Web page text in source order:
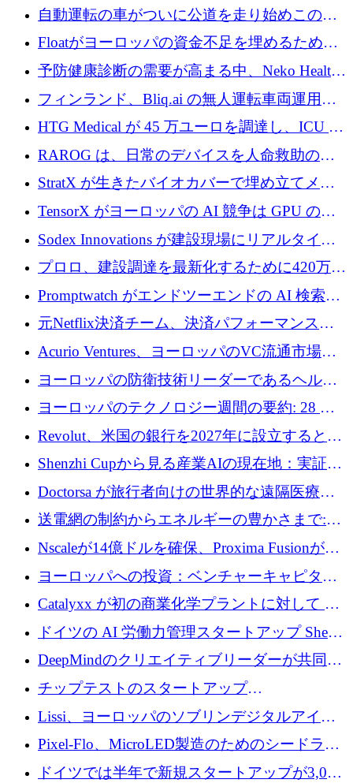
リーズ B で 3,200 万ドルを確保
自動運転の車がついに公道を走り始めこの国
が世界をリードしようとしている
Floatがヨーロッパの資金不足を埋めるために
シリーズAで450万ユーロを調達
予防健康診断の需要が高まる中、Neko Health
が 7 億ドルを調達
フィンランド、Bliq.ai の無人運転車両運用を
認可
HTG Medical が 45 万ユーロを調達し、ICU の
尿モニタリングを自動化するための MDR 認
証を獲得
RAROG は、日常のデバイスを人命救助の救
助ビーコンに変えるために 16 万 2,000 ユーロ
StratX が生きたバイオカバーで埋め立てメタ
ン対策に 119 万ドルを調達
TensorX がヨーロッパの AI 競争は GPU の所
有者によって決まると考える理由
Sodex Innovations が建設現場にリアルタイム
のインテリジェンスをもたらすために 400 万
ユーロを確保
プロロ、建設調達を最新化するために420万ポ
ンドを調達
Promptwatch がエンドツーエンドの AI 検索最
適化プラットフォームを拡張するために 600
万ユーロを調達
元Netflix決済チーム、決済パフォーマンスプ
ラットフォームNopanのためにこれまでに720
万ユーロを調達
Acurio Ventures、ヨーロッパのVC流通市場の
流動性を解放するために1億1,500万ユーロの
ファンドを立ち上げる
ヨーロッパの防衛技術リーダーであるヘルシ
ングは、180億ドルの評価額で18億ドルのシリ
ヨーロッパのテクノロジー週間の要約: 28 億
ユーロを超える 70 以上のテクノロジー資金調
Revolut、米国の銀行を2027年に設立すると米
国の社長が語る
Shenzhi Cupから見る産業AIの現在地：実証と
産業実装への道筋
Doctorsa が旅行者向けの世界的な遠隔医療プ
ラットフォームを拡大するために 100 万ユー
送電網の制約からエネルギーの豊かさまで:
Envision の Gobi X がヨーロッパの AI の未来
にどのように貢献できるか
Nscaleが14億ドルを確保、Proxima Fusionが4
億1,100万ユーロを獲得、Invest EuropeはVCの
ヨーロッパへの投資：ベンチャーキャピタル
が過去2番目に高い水準に到達
Catalyxx が初の商業化学プラントに対して EU
から 2,000 万ユーロ以上の支援を獲得
ドイツの AI 労働力管理スタートアップ Sherpa
がプレシードで 220 万ドルを調達
DeepMindのクリエイティブリーダーが共同設
立したAIライティングのスタートアップが
1,300万ドルのシード投資を調達
チップテストのスタートアップ
QuantumDiamondsが株式資金で1,500万ユーロ
を調達
Lissi、ヨーロッパのソブリンデジタルアイデ
ンティティの未来を推進するために350万ユー
ロを調達
Pixel-Flo、MicroLED製造のためのシードラウ
ンドで525万ポンドを獲得
ドイツでは半年で新規スタートアップが3,000